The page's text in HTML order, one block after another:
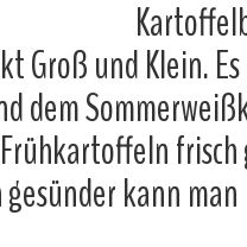
Groß und Klein.
dem
gesünder kann